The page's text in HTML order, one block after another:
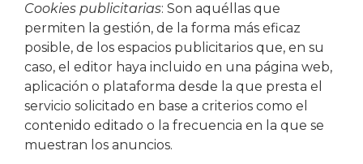
Cookies publicitarias: Son aquéllas que
permiten la gestión, de la forma más eficaz
posible, de los espacios publicitarios que, en su
caso, el editor haya incluido en una página web,
aplicación o plataforma desde la que presta el
servicio solicitado en base a criterios como el
contenido editado o la frecuencia en la que se
muestran los anuncios.